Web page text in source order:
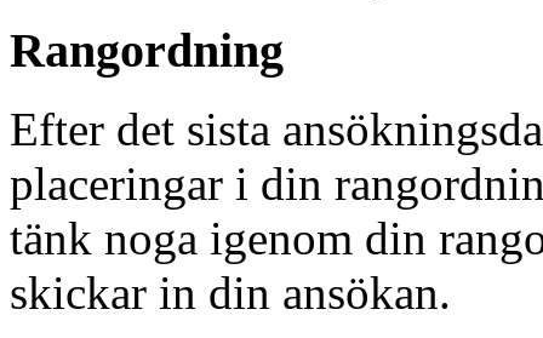
Rangordning
Efter det sista
placeringar i din
tänk noga igenom din
skickar in din ansökan.